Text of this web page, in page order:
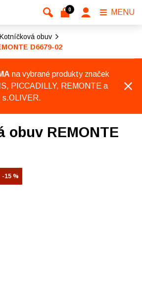
Kotníčková obuv
D6679-02
na vybrané produkty značek
PICCADILLY, REMONTE a
s.OLIVER.
obuv REMONTE
-15 %
0 MENU